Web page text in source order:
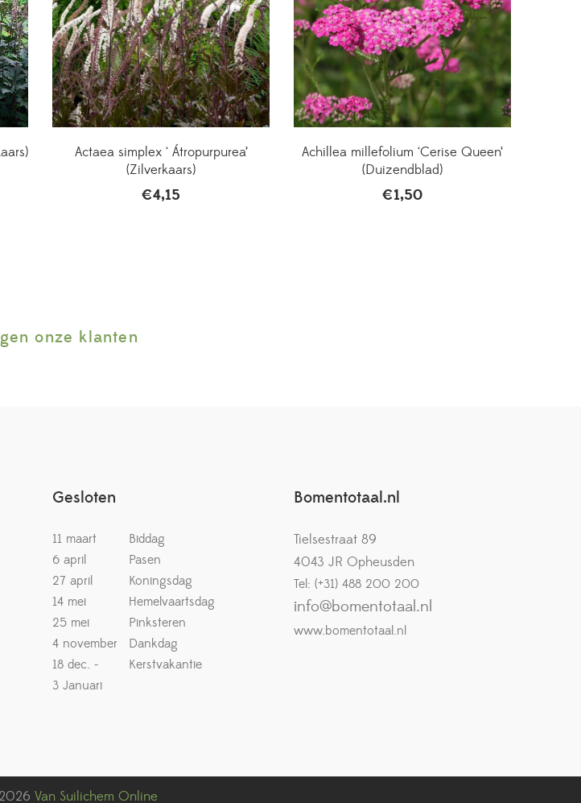
Actaea simplex ‘ Átropurpurea’
(Zilverkaars)
€4,15
Achillea millefolium ‘Cerise Queen’
(Duizendblad)
€1,50
onze klanten
Gesloten
11 maart
Biddag
6 april
Pasen
27 april
Koningsdag
14 mei
Hemelvaartsdag
25 mei
Pinksteren
4 november
Dankdag
18 dec. -
Kerstvakantie
3 Januari
Bomentotaal.nl
Tielsestraat 89
4043 JR Opheusden
Tel: (+31) 488 200 200
info@bomentotaal.nl
www.bomentotaal.nl
Van Suilichem Online